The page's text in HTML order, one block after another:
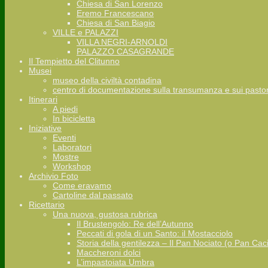
Chiesa di San Lorenzo
Eremo Francescano
Chiesa di San Biagio
VILLE e PALAZZI
VILLA NEGRI-ARNOLDI
PALAZZO CASAGRANDE
Il Tempietto del Clitunno
Musei
museo della civiltà contadina
centro di documentazione sulla transumanza e sui
Itinerari
A piedi
In bicicletta
Iniziative
Eventi
Laboratori
Mostre
Workshop
Archivio Foto
Come eravamo
Cartoline dal passato
Ricettario
Una nuova, gustosa rubrica
Il Brustengolo: Re dell’Autunno
Peccati di gola di un Santo: il Mostacciolo
Storia della gentilezza – Il Pan Nociato (o Pan
Maccheroni dolci
L’impastoiata Umbra